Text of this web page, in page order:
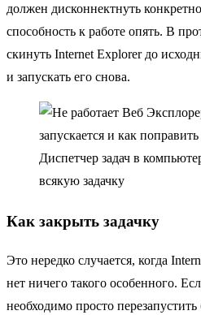
должен дисконнектнуть
способность к работе опять. В
скинуть Internet Explorer до
и запускать его снова.
Диспетчер задач в
всякую задачку
Как закрыть задачку
Это нередко случается, когда
нет ничего такого особенного.
необходимо просто